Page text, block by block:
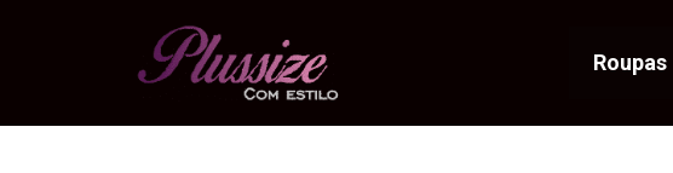
Roupas